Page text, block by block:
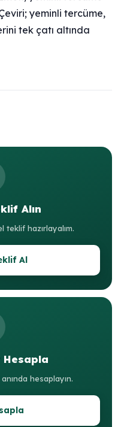
yeminli tercüme,
tek çatı altında
Alın
teklif hazırlayalım.
Al
Hesapla
hesaplayın.